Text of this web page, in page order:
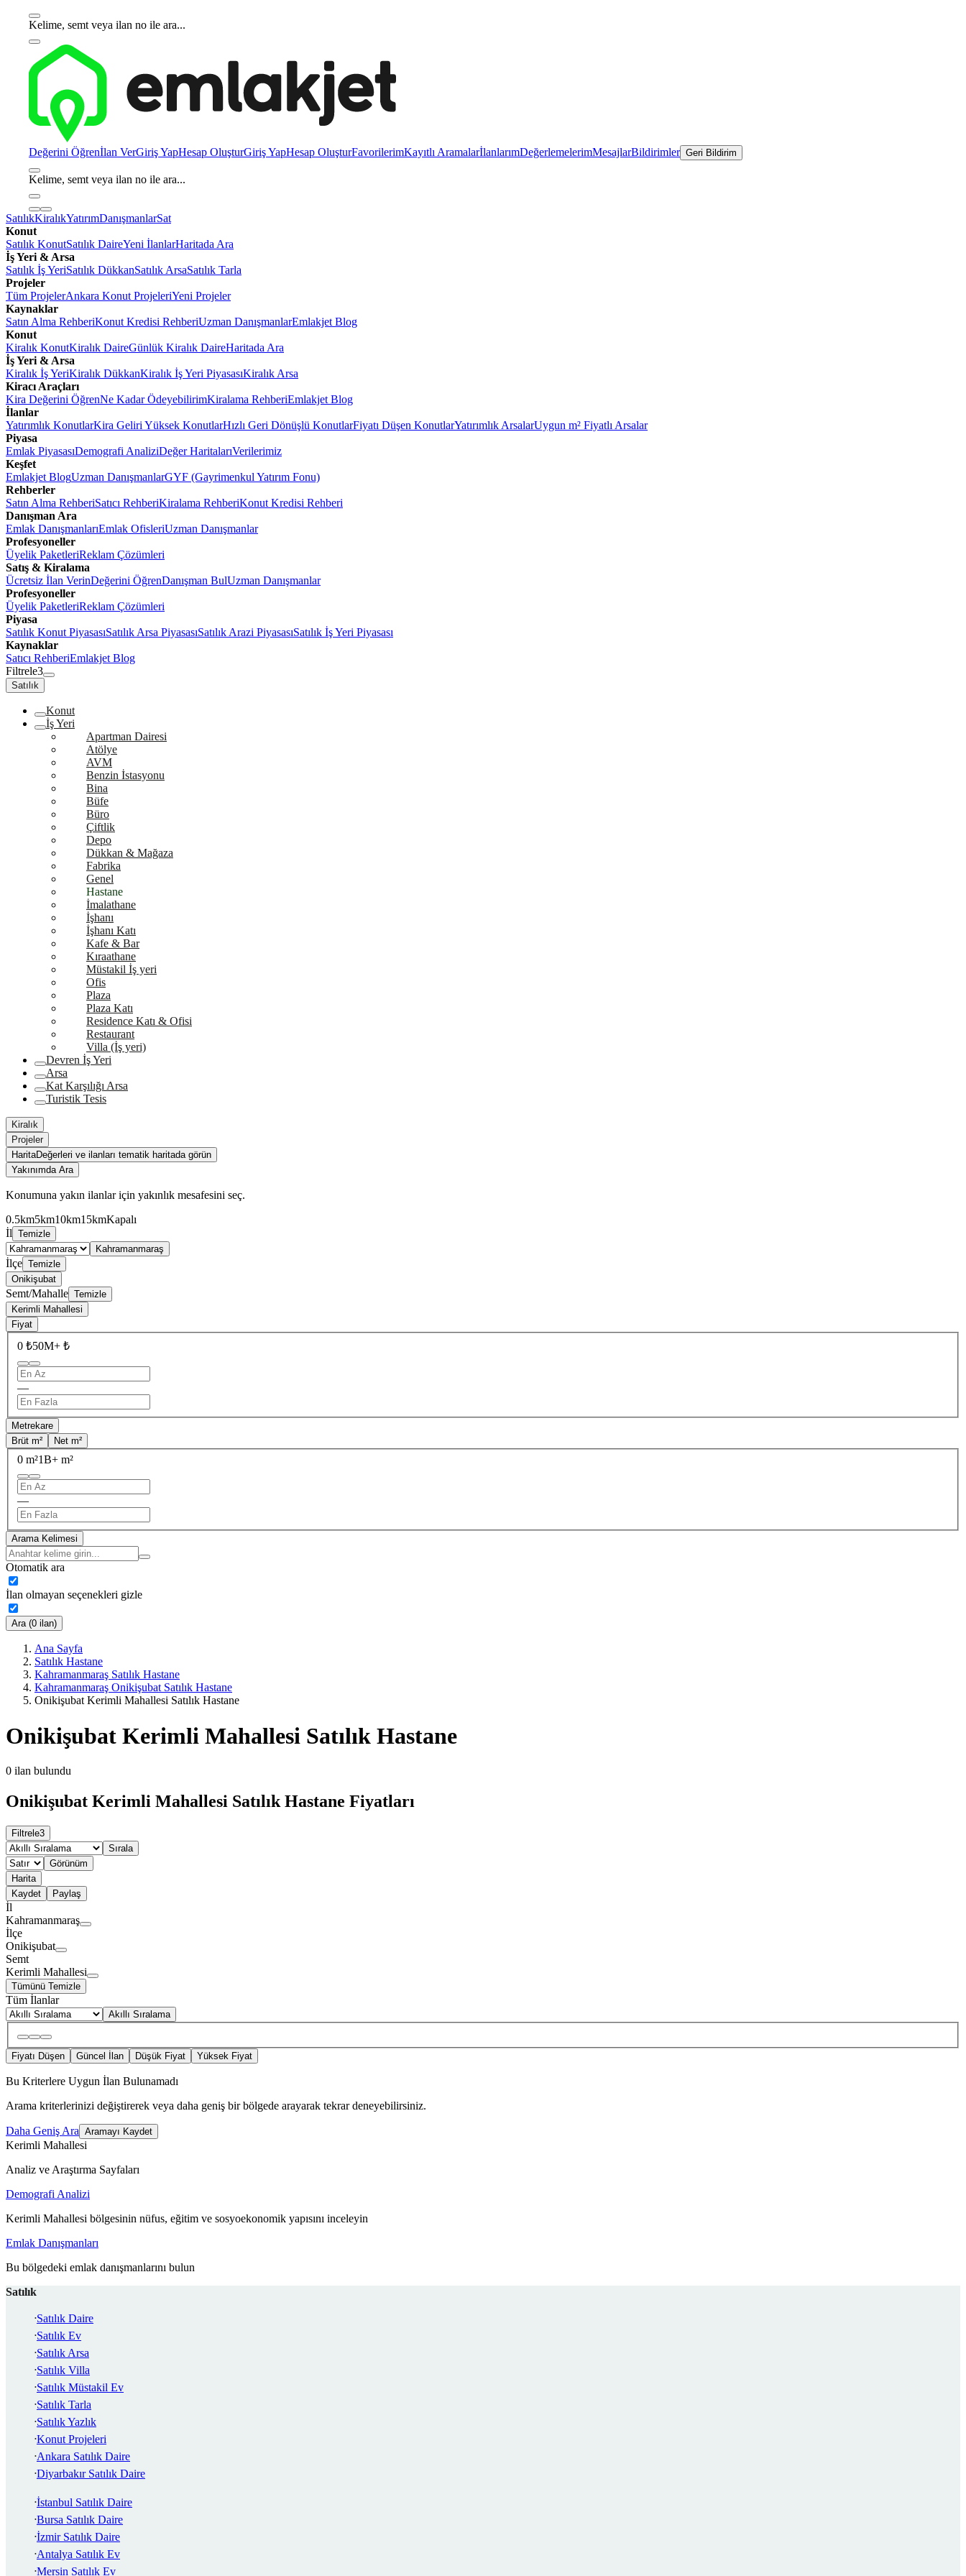
Kelime, semt veya ilan no ile ara...
Değerini Öğrenİlan VerGiriş YapHesap OluşturGiriş YapHesap OluşturFavorilerimKayıtlı AramalarİlanlarımDeğerlemelerimMesajlarBildirimler Geri Bildirim
Kelime, semt veya ilan no ile ara...
SatılıkKiralıkYatırımDanışmanlarSat
Konut
Satılık KonutSatılık DaireYeni İlanlarHaritada Ara
İş Yeri & Arsa
Satılık İş YeriSatılık DükkanSatılık ArsaSatılık Tarla
Projeler
Tüm ProjelerAnkara Konut ProjeleriYeni Projeler
Kaynaklar
Satın Alma RehberiKonut Kredisi RehberiUzman DanışmanlarEmlakjet Blog
Konut
Kiralık KonutKiralık DaireGünlük Kiralık DaireHaritada Ara
İş Yeri & Arsa
Kiralık İş YeriKiralık DükkanKiralık İş Yeri PiyasasıKiralık Arsa
Kiracı Araçları
Kira Değerini ÖğrenNe Kadar ÖdeyebilirimKiralama RehberiEmlakjet Blog
İlanlar
Yatırımlık KonutlarKira Geliri Yüksek KonutlarHızlı Geri Dönüşlü KonutlarFiyatı Düşen KonutlarYatırımlık ArsalarUygun m² Fiyatlı Arsalar
Piyasa
Emlak PiyasasıDemografi AnaliziDeğer HaritalarıVerilerimiz
Keşfet
Emlakjet BlogUzman DanışmanlarGYF (Gayrimenkul Yatırım Fonu)
Rehberler
Satın Alma RehberiSatıcı RehberiKiralama RehberiKonut Kredisi Rehberi
Danışman Ara
Emlak DanışmanlarıEmlak OfisleriUzman Danışmanlar
Profesyoneller
Üyelik PaketleriReklam Çözümleri
Satış & Kiralama
Ücretsiz İlan VerinDeğerini ÖğrenDanışman BulUzman Danışmanlar
Profesyoneller
Üyelik PaketleriReklam Çözümleri
Piyasa
Satılık Konut PiyasasıSatılık Arsa PiyasasıSatılık Arazi PiyasasıSatılık İş Yeri Piyasası
Kaynaklar
Satıcı RehberiEmlakjet Blog
Filtrele3
Satılık
Konut
İş Yeri
Apartman Dairesi
Atölye
AVM
Benzin İstasyonu
Bina
Büfe
Büro
Çiftlik
Depo
Dükkan & Mağaza
Fabrika
Genel
Hastane
İmalathane
İşhanı
İşhanı Katı
Kafe & Bar
Kıraathane
Müstakil İş yeri
Ofis
Plaza
Plaza Katı
Residence Katı & Ofisi
Restaurant
Villa (İş yeri)
Devren İş Yeri
Arsa
Kat Karşılığı Arsa
Turistik Tesis
Kiralık
Projeler
HaritaDeğerleri ve ilanları tematik haritada görün
Yakınımda Ara
Konumuna yakın ilanlar için yakınlık mesafesini seç.
0.5km5km10km15kmKapalı
İl Temizle
Kahramanmaraş
İlçe Temizle
Onikişubat
Semt/Mahalle Temizle
Kerimli Mahallesi
Fiyat
0 ₺50M+ ₺
—
Metrekare
Brüt m²
Net m²
0 m²1B+ m²
—
Arama Kelimesi
Otomatik ara
İlan olmayan seçenekleri gizle
Ara (0 ilan)
Ana Sayfa
Satılık Hastane
Kahramanmaraş Satılık Hastane
Kahramanmaraş Onikişubat Satılık Hastane
Onikişubat Kerimli Mahallesi Satılık Hastane
Onikişubat Kerimli Mahallesi Satılık Hastane
0 ilan bulundu
Onikişubat Kerimli Mahallesi Satılık Hastane Fiyatları
Filtrele3
Sırala
Görünüm
Harita
Kaydet
Paylaş
İl
Kahramanmaraş
İlçe
Onikişubat
Semt
Kerimli Mahallesi
Tümünü Temizle
Tüm İlanlar
Akıllı Sıralama
Fiyatı Düşen Güncel İlan Düşük Fiyat Yüksek Fiyat
Bu Kriterlere Uygun İlan Bulunamadı
Arama kriterlerinizi değiştirerek veya daha geniş bir bölgede arayarak tekrar deneyebilirsiniz.
Daha Geniş Ara Aramayı Kaydet
Kerimli Mahallesi
Analiz ve Araştırma Sayfaları
Demografi Analizi
Kerimli Mahallesi bölgesinin nüfus, eğitim ve sosyoekonomik yapısını inceleyin
Emlak Danışmanları
Bu bölgedeki emlak danışmanlarını bulun
Satılık
Satılık Daire
Satılık Ev
Satılık Arsa
Satılık Villa
Satılık Müstakil Ev
Satılık Tarla
Satılık Yazlık
Konut Projeleri
Ankara Satılık Daire
Diyarbakır Satılık Daire
İstanbul Satılık Daire
Bursa Satılık Daire
İzmir Satılık Daire
Antalya Satılık Ev
Mersin Satılık Ev